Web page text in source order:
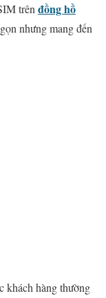
trênđồng hồ
nhưng mang đến
khách hàng thường